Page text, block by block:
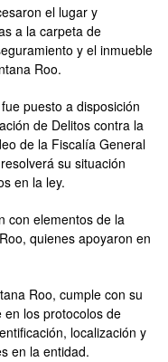
el lugar y
a la carpeta de
y el inmueble
Roo.
puesto a disposición
de Delitos contra la
de la Fiscalía General
su situación
en la ley.
con elementos de la
quienes apoyaron en
Roo, cumple con su
en los protocolos de
localización y
en la entidad.